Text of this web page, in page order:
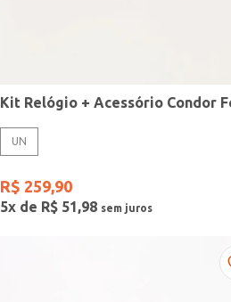
UN
R$ 259,90
5x de R$ 51,98